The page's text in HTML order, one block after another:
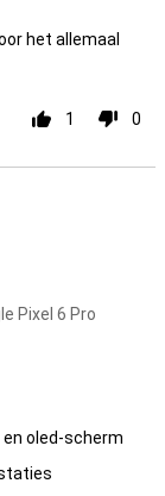
het allemaal
1 0
Pixel 6 Pro
en oled-scherm